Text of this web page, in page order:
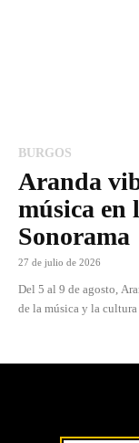
BURGOS
Aranda
música
Sonorama
27 de julio de 2026
Del 5 al 9 de agosto,
de la música y la